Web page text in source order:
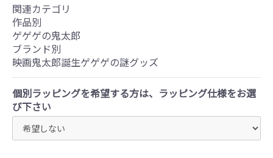
関連カテゴリ
作品別
ゲゲゲの鬼太郎
ブランド別
映画鬼太郎誕生ゲゲゲの謎グッズ
個別ラッピングを希望する方は、ラッピング仕様をお選
び下さい